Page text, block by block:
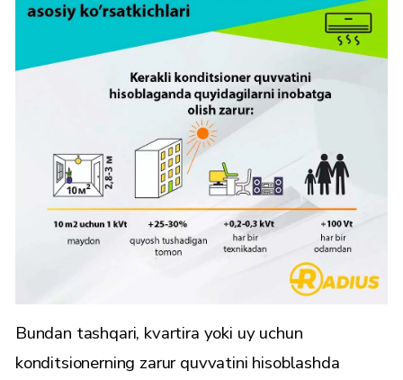
Bundan tashqari, kvartira yoki uy uchun
konditsionerning zarur quvvatini hisoblashda